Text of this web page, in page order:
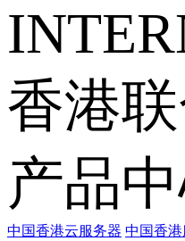
香港
产品
中国香港云服务器 中国香